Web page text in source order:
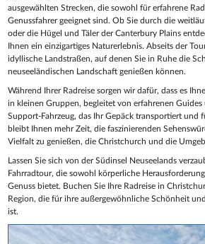
ausgewählten Strecken, die sowohl für erfahrene
Genussfahrer geeignet sind. Ob Sie durch die
oder die Hügel und Täler der Canterbury Plains
Ihnen ein einzigartiges Naturerlebnis. Abseits der
idyllische Landstraßen, auf denen Sie in Ruhe die
neuseeländischen Landschaft genießen können.
Während Ihrer Radreise sorgen wir dafür, dass es
in kleinen Gruppen, begleitet von erfahrenen
Support-Fahrzeug, das Ihr Gepäck transportiert und
bleibt Ihnen mehr Zeit, die faszinierenden
Vielfalt zu genießen, die Christchurch und die
Lassen Sie sich von der Südinsel Neuseelands
Fahrradtour, die sowohl körperliche
Genuss bietet. Buchen Sie Ihre Radreise in
Region, die für ihre außergewöhnliche Schönheit
ist.